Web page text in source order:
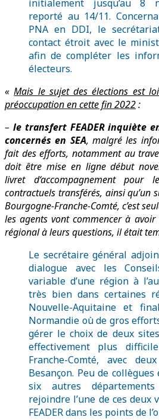
initialement jusqu’au 8
reporté au 14/11.
PNA en DDI, le
contact étroit avec le
afin de compléter les
électeurs.
«Mais le sujet des élections est
préoccupation en cette fin 2022:
– le transfert FEADER inquiète
concernés en SEA, malgré les
fait des efforts, notamment au
doit être mise en ligne début
livret d‘accompagnement pour
contractuels transférés, ainsi qu’un
Bourgogne-Franche-Comté, c’est
les agents vont commencer à avoir
régional à leurs questions, il était
Le secrétaire général
dialogue avec les
variable d’une région à
très bien dans certaines
Nouvelle-Aquitaine et
Normandie où de gros
gérer le choix de deux sites
effectivement plus
Franche-Comté, avec
Besançon. Peu de
six autres
rejoindre l’une de ces deux
FEADER dans les points de